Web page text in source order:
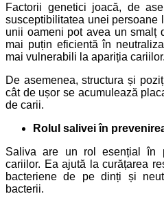
Factorii genetici joacă, de
susceptibilitatea unei persoane
unii oameni pot avea un smalț
mai puțin eficientă în
mai vulnerabili la apariția cariilor.
De asemenea, structura și
cât de ușor se acumulează
de carii.
Rolul salivei în
Saliva are un rol esențial în
cariilor. Ea ajută la curățarea
bacteriene de pe dinți și
bacterii.